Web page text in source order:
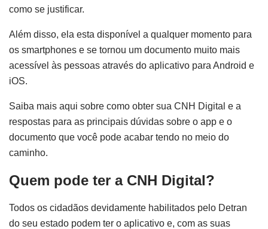
como se justificar.
Além disso, ela esta disponível a qualquer momento para
os smartphones e se tornou um documento muito mais
acessível às pessoas através do aplicativo para Android e
iOS.
Saiba mais aqui sobre como obter sua CNH Digital e a
respostas para as principais dúvidas sobre o app e o
documento que você pode acabar tendo no meio do
caminho.
Quem pode ter a CNH Digital?
Todos os cidadãos devidamente habilitados pelo Detran
do seu estado podem ter o aplicativo e, com as suas